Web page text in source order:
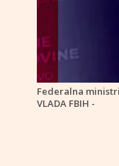
Federalna
VLADA FBIH -